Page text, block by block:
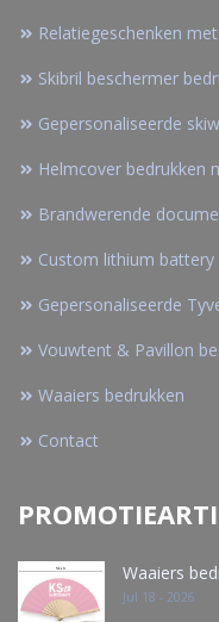
Relatiegeschenken
Skibril beschermer
Gepersonaliseerde
Helmcover bedrukken
Brandwerende
Custom lithium
Gepersonaliseerde
Vouwtent & Pavillon
Waaiers bedrukken
Contact
Waaiers
Jul 18 - 2026